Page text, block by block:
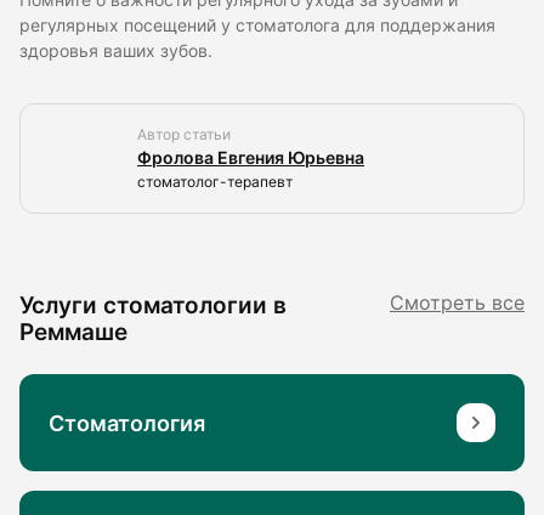
регулярных посещений у стоматолога для поддержания
здоровья ваших зубов.
Автор статьи
Фролова Евгения Юрьевна
стоматолог-терапевт
Услуги стоматологии в
Реммаше
Смотреть все
Стоматология